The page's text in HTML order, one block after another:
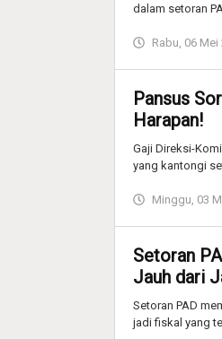
dalam setoran
Rabu, 06 Mei
Pansus
Harapan!
Gaji Direksi-
yang kantongi
Minggu, 03
Setoran
Jauh dari
Setoran PAD
jadi fiskal yang